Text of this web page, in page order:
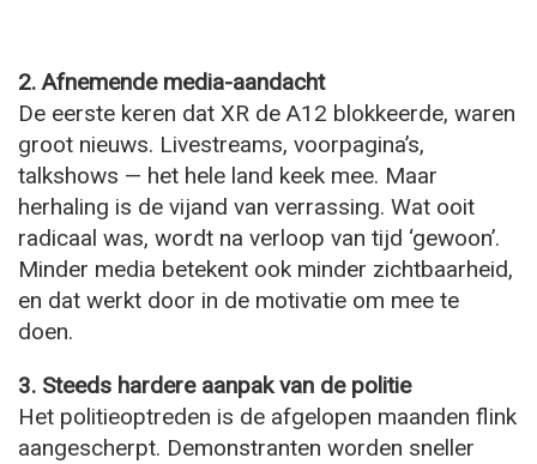
2. Afnemende media-aandacht
De eerste keren dat XR de A12 blokkeerde, waren
groot nieuws. Livestreams, voorpagina’s,
talkshows — het hele land keek mee. Maar
herhaling is de vijand van verrassing. Wat ooit
radicaal was, wordt na verloop van tijd ‘gewoon’.
Minder media betekent ook minder zichtbaarheid,
en dat werkt door in de motivatie om mee te
doen.
3. Steeds hardere aanpak van de politie
Het politieoptreden is de afgelopen maanden flink
aangescherpt. Demonstranten worden sneller